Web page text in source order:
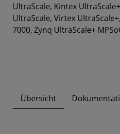
UltraScale, Kintex
UltraScale, Virtex
7000, Zynq UltraScale+
Übersicht